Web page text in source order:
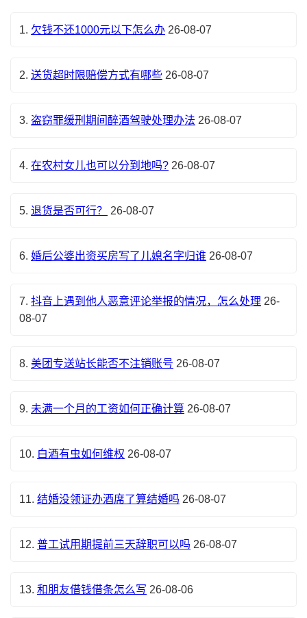
1. 欠钱不还1000元以下怎么办 26-08-07
2. 送货超时限赔偿方式有哪些 26-08-07
3. 盗窃罪缓刑期间醉酒驾驶处理办法 26-08-07
4. 在农村女儿也可以分到地吗? 26-08-07
5. 退货是否可行？ 26-08-07
6. 婚后公婆出资买房写了儿媳名字归谁 26-08-07
7. 抖音上遇到他人恶意评论举报的情况，怎么处理 26-
08-07
8. 美团专送站长能否不注销账号 26-08-07
9. 未满一个月的工资如何正确计算 26-08-07
10. 白酒有虫如何维权 26-08-07
11. 结婚没领证办酒席了算结婚吗 26-08-07
12. 普工试用期提前三天辞职可以吗 26-08-07
13. 和朋友借钱借条怎么写 26-08-06